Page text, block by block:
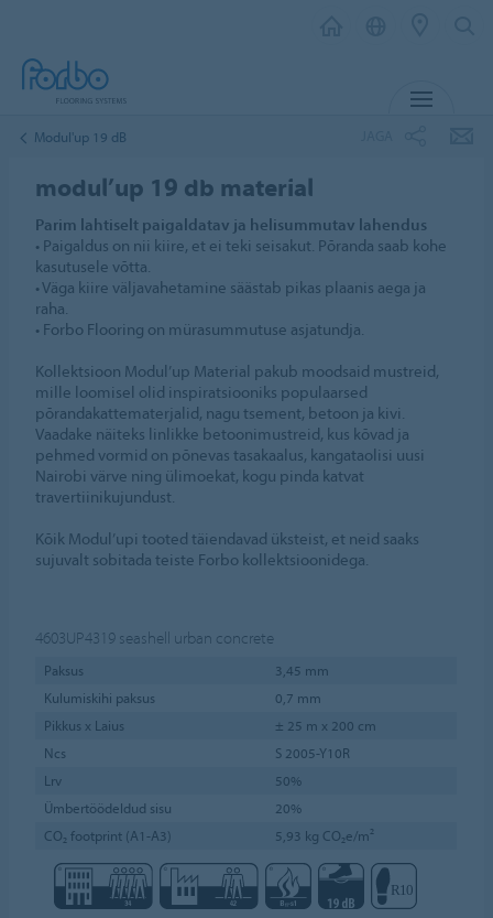
Modul'up 19 dB
modul’up 19 db material
Parim lahtiselt paigaldatav ja helisummutav lahendus
• Paigaldus on nii kiire, et ei teki seisakut. Põranda saab kohe
kasutusele võtta.
• Väga kiire väljavahetamine säästab pikas plaanis aega ja
raha.
• Forbo Flooring on mürasummutuse asjatundja.
Kollektsioon Modul’up Material pakub moodsaid mustreid,
mille loomisel olid inspiratsiooniks populaarsed
põrandakattematerjalid, nagu tsement, betoon ja kivi.
Vaadake näiteks linlikke betoonimustreid, kus kõvad ja
pehmed vormid on põnevas tasakaalus, kangataolisi uusi
Nairobi värve ning ülimoekat, kogu pinda katvat
travertiinikujundust.
Kõik Modul’upi tooted täiendavad üksteist, et neid saaks
sujuvalt sobitada teiste Forbo kollektsioonidega.
4603UP4319 seashell urban concrete
Paksus
3,45 mm
Kulumiskihi paksus
0,7 mm
Pikkus x Laius
± 25 m x 200 cm
Ncs
S 2005-Y10R
Lrv
50%
Ümbertöödeldud sisu
20%
CO₂ footprint (A1-A3)
5,93 kg CO₂e/m²